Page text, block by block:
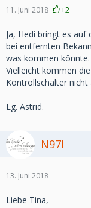
11. Juni 2018 +2
Ja, Hedi bringt es auf
bei entfernten
was kommen könnte.
Vielleicht kommen
Kontrollschalter
Lg. Astrid.
N97I
13. Juni 2018
Liebe Tina,